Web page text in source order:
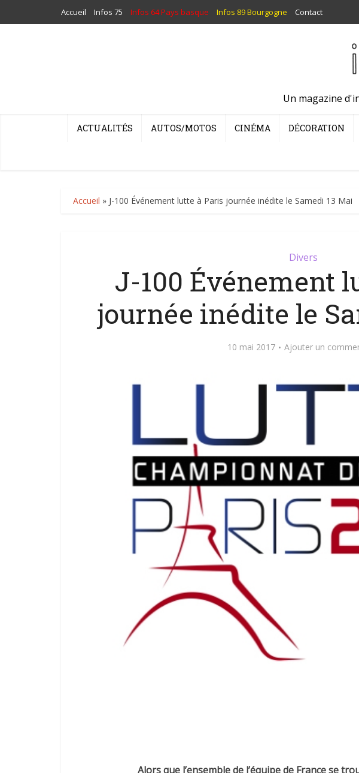
Accueil Infos 75 Infos 64 Pays basque Infos 89 Bourgogne Contact
Un magazine
ACTUALITÉS AUTOS/MOTOS CINÉMA DÉCORATION
Accueil » J-100 Événement lutte à Paris journée inédite le Samedi 13 Mai
Divers
J-100 Événement
journée inédite le
10 mai 2017 Ajouter un
Alors que l’ensemble de l’équipe de France se